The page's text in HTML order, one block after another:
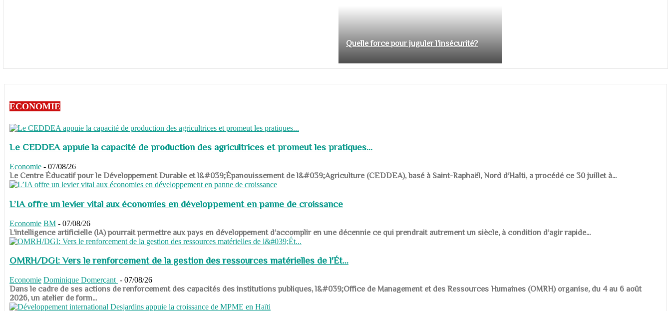
Quelle force pour juguler l'insécurité?
ECONOMIE
Le CEDDEA appuie la capacité de production des agricultrices et promeut les pratiques...
Economie - 07/08/26
​​​​​​​Le Centre Éducatif pour le Développement Durable et l&#039;Épanouissement de l&#039;Agriculture (CEDDEA), basé à Saint-Raphaël, Nord d’Haïti, a procédé ce 30 juillet à...
L’IA offre un levier vital aux économies en développement en panne de croissance
Economie BM - 07/08/26
​​​​​​​L’intelligence artificielle (IA) pourrait permettre aux pays en développement d’accomplir en une décennie ce qui prendrait autrement un siècle, à condition d’agir rapide...
OMRH/DGI: Vers le renforcement de la gestion des ressources matérielles de l'Ét...
Economie Dominique Domerçant - 07/08/26
Dans le cadre de ses actions de renforcement des capacités des institutions publiques, l&#039;Office de Management et des Ressources Humaines (OMRH) organise, du 4 au 6 août
2026, un atelier de form...